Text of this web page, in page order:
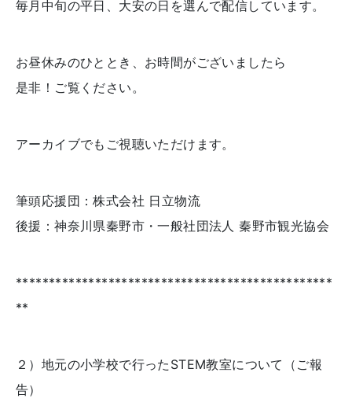
毎月中旬の平日、大安の日を選んで配信しています。
お昼休みのひととき、お時間がございましたら
是非！ご覧ください。
アーカイブでもご視聴いただけます。
筆頭応援団：株式会社 日立物流
後援：神奈川県秦野市・一般社団法人 秦野市観光協会
************************************************
**
２）地元の小学校で行ったSTEM教室について（ご報
告）